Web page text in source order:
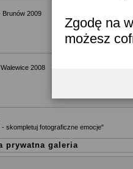
Zgodę na
możesz
Brunów 2009
2008
skompletuj fotograficzne emocje"
prywatna galeria